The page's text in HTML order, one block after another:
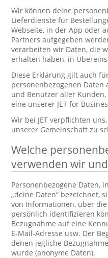
Wir können deine
Lieferdienste für
Webseite, in der App oder
Partners aufgegeben
verarbeiten wir Daten, die
erhalten haben, in
Diese Erklärung gilt auch
personenbezogenen
und Benutzer aller
eine unserer JET for
Wir bei JET verpflichten
unserer Gemeinschaft zu
Welche
verwenden wir
Personenbezogene Daten,
„deine Daten“ bezeichnet,
von Informationen, über
persönlich identifizieren
Bezugnahme auf eine
E-Mail-Adresse usw. Der
denen jegliche
wurde (anonyme Daten).